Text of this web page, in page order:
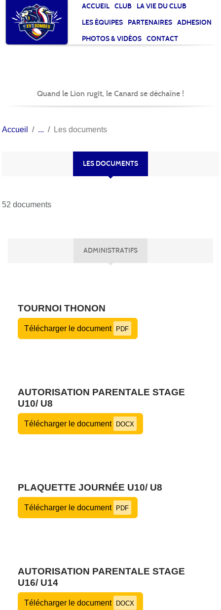
ACCUEIL CLUB
LA VIE DU CLUB
LES ÉQUIPES
PARTENAIRES
ADHESION
PHOTOS & VIDÉOS
CONTACT
Quand le Lion rugit, le Canard se déchaîne !
Accueil Les documents
LES DOCUMENTS
52 documents
ADMINISTRATIFS
TOURNOI THONON
Télécharger le document PDF
AUTORISATION PARENTALE STAGE
U10/ U8
Télécharger le document DOCX
PLAQUETTE JOURNÉE U10/ U8
Télécharger le document PDF
AUTORISATION PARENTALE STAGE
U16/ U14
Télécharger le document DOCX
Panneau de gestion des cookies